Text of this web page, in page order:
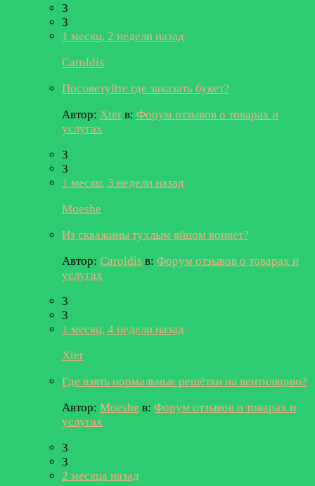
3
3
1 месяц, 2 недели назад
Caroldis
Посоветуйте где заказать букет?
Автор: Xter в: Форум отзывов о товарах и
услугах
3
3
1 месяц, 3 недели назад
Moeshe
Из скважины тухлым яйцом воняет?
Автор: Caroldis в: Форум отзывов о товарах и
услугах
3
3
1 месяц, 4 недели назад
Xter
Где взять нормальные решётки на вентиляцию?
Автор: Moeshe в: Форум отзывов о товарах и
услугах
3
3
2 месяца назад